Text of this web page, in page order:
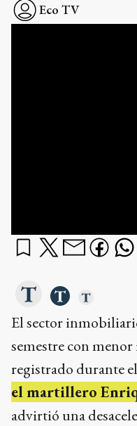
Eco TV
El sector
semestre con
registrado durante
el martillero
advirtió una